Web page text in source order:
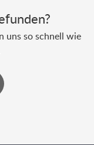
uns so schnell wie